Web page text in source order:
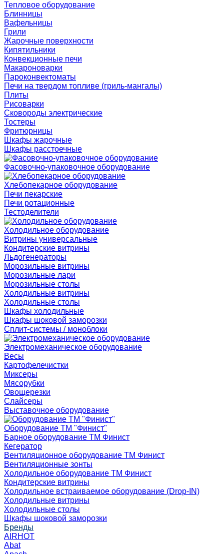
Тепловое оборудование
Блинницы
Вафельницы
Грили
Жарочные поверхности
Кипятильники
Конвекционные печи
Макароноварки
Пароконвектоматы
Печи на твердом топливе (гриль-мангалы)
Плиты
Рисоварки
Сковороды электрические
Тостеры
Фритюрницы
Шкафы жарочные
Шкафы расстоечные
Фасовочно-упаковочное оборудование
Хлебопекарное оборудование
Печи пекарские
Печи ротационные
Тестоделители
Холодильное оборудование
Витрины универсальные
Кондитерские витрины
Льдогенераторы
Морозильные витрины
Морозильные лари
Морозильные столы
Холодильные витрины
Холодильные столы
Шкафы холодильные
Шкафы шоковой заморозки
Сплит-системы / моноблоки
Электромеханическое оборудование
Весы
Картофелечистки
Миксеры
Мясорубки
Овощерезки
Слайсеры
Выставочное оборудование
Оборудование ТМ "Финист"
Барное оборудование ТМ Финист
Кегератор
Вентиляционное оборудование ТМ Финист
Вентиляционные зонты
Холодильное оборудование ТМ Финист
Кондитерские витрины
Холодильное встраиваемое оборудование (Drop-IN)
Холодильные витрины
Холодильные столы
Шкафы шоковой заморозки
Бренды
AIRHOT
Abat